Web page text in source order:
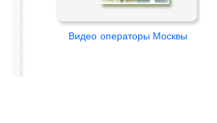
Видео операторы Москвы